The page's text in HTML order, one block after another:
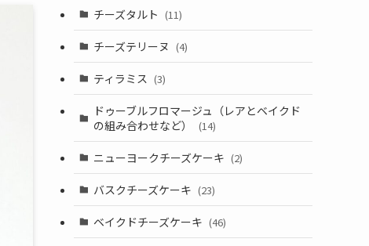
チーズタルト (11)
チーズテリーヌ (4)
ティラミス (3)
ドゥーブルフロマージュ（レアとベイクド
の組み合わせなど）
(14)
ニューヨークチーズケーキ (2)
バスクチーズケーキ (23)
ベイクドチーズケーキ (46)